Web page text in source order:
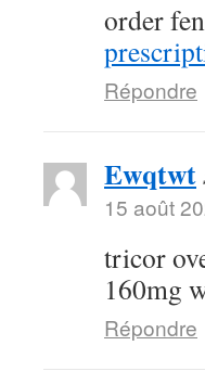
order
Répondre
Ewqtwt
15 août
tricor
160mg
Répondre